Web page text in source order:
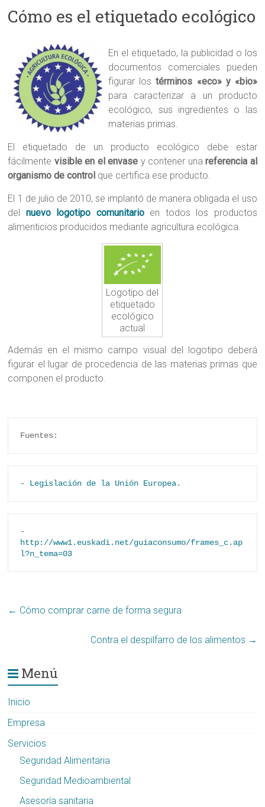
Cómo es el etiquetado ecológico
En el etiquetado, la publicidad o los
documentos comerciales pueden
figurar lostérminos «eco» y «bio»
para caracterizar a un producto
ecológico, sus ingredientes o las
materias primas.
El etiquetado de un producto ecológico debe estar
fácilmente visible en el envase y contener unareferencia al
organismo de control que certifica ese producto.
El 1 de julio de 2010, se implantó de manera obligada el uso
del nuevo logotipo comunitarioen todos los productos
alimenticios producidos mediante agricultura ecológica.
Logotipo del
etiquetado
ecológico
actual
Además en el mismo campo visual del logotipo deberá
figurar el lugar de procedencia de las materias primas que
componen el producto.
Fuentes:
- Legislación de la Unión Europea.
http://www1.euskadi.net/guiaconsumo/frames_c.ap
l?n_tema=03
← Cómo comprar carne de forma segura
Contra el despilfarro de los alimentos →
Menú
Inicio
Empresa
Servicios
Seguridad Alimentaria
Seguridad Medioambiental
Asesoría sanitaria